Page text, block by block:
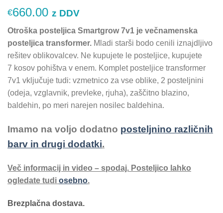
€660.00 z DDV
Otroška posteljica Smartgrow 7v1 je večnamenska
posteljica transformer. Mladi starši bodo cenili iznajdljivo
rešitev oblikovalcev. Ne kupujete le posteljice, kupujete
7 kosov pohištva v enem. Komplet posteljice transformer
7v1 vključuje tudi: vzmetnico za vse oblike, 2 posteljnini
(odeja, vzglavnik, prevleke, rjuha), zaščitno blazino,
baldehin, po meri narejen nosilec baldehina.
Imamo na voljo dodatno posteljnino različnih
barv in drugi dodatki.
Več informacij in video – spodaj. Posteljico lahko
ogledate tudi osebno.
Brezplačna dostava.